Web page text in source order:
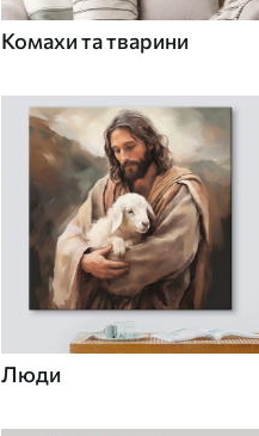
Комахи та тварини
Люди